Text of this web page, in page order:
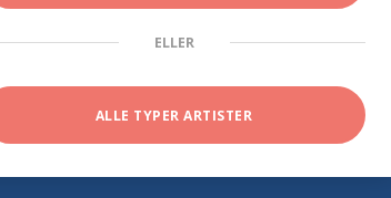
ELLER
ALLE TYPER ARTISTER